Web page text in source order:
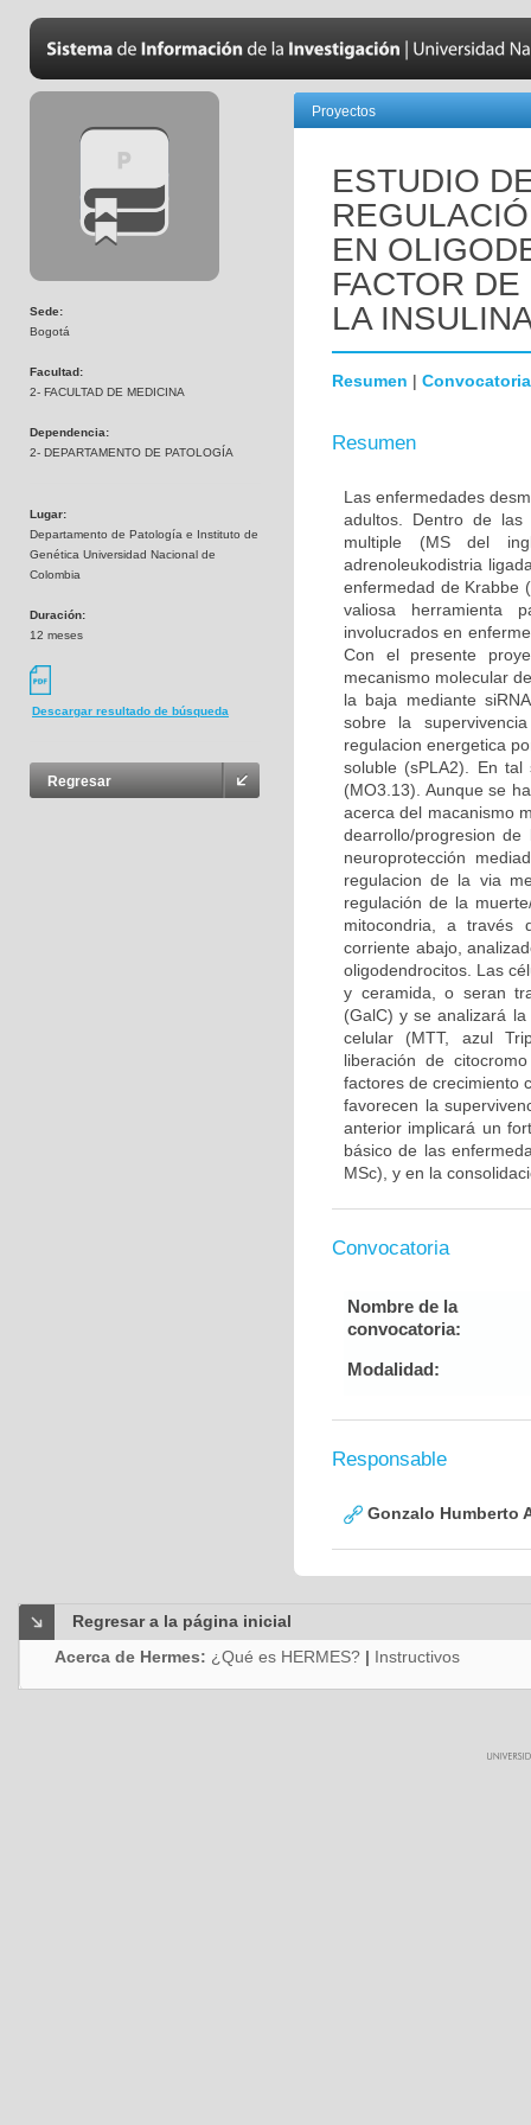
Sede:
Bogotá
Facultad:
2- FACULTAD DE MEDICINA
Dependencia:
2- DEPARTAMENTO DE PATOLOGÍA
Lugar:
Departamento de Patología e Instituto de
Genética Universidad Nacional de
Colombia
Duración:
12 meses
Descargar resultado de búsqueda
Regresar
Proyectos
ESTUDIO
EN
FACTOR
LA
Resumen | Convocatoria
Resumen
Las enfermedades
adultos. Dentro de las
multiple (MS del
adrenoleukodistria
enfermedad de Krabbe
valiosa herramienta
involucrados en
Con el presente
mecanismo molecular
la baja mediante
sobre la
regulacion energetica
soluble (sPLA2). En
(MO3.13). Aunque se
acerca del macanismo
dearrollo/progresion
neuroprotección
regulacion de la via
regulación de la
mitocondria, a través
corriente abajo,
oligodendrocitos. Las
y ceramida, o seran
(GalC) y se analizará
celular (MTT, azul
liberación de
factores de crecimiento
favorecen la
anterior implicará un
básico de las
MSc), y en la
Convocatoria
Nombre de la
convocatoria:
Modalidad:
Responsable
Gonzalo Humberto
Regresar a la página inicial
Acerca de Hermes: ¿Qué es HERMES? | Instructivos